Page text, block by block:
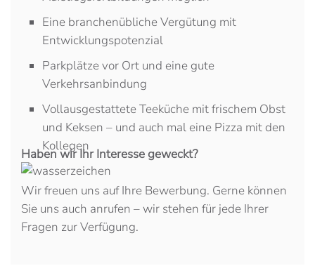
Eine branchenübliche Vergütung mit
Entwicklungspotenzial
Parkplätze vor Ort und eine gute
Verkehrsanbindung
Vollausgestattete Teeküche mit frischem Obst
und Keksen – und auch mal eine Pizza mit den
Kollegen
Haben wir Ihr Interesse geweckt?
Wir freuen uns auf Ihre Bewerbung. Gerne können
Sie uns auch anrufen – wir stehen für jede Ihrer
Fragen zur Verfügung.